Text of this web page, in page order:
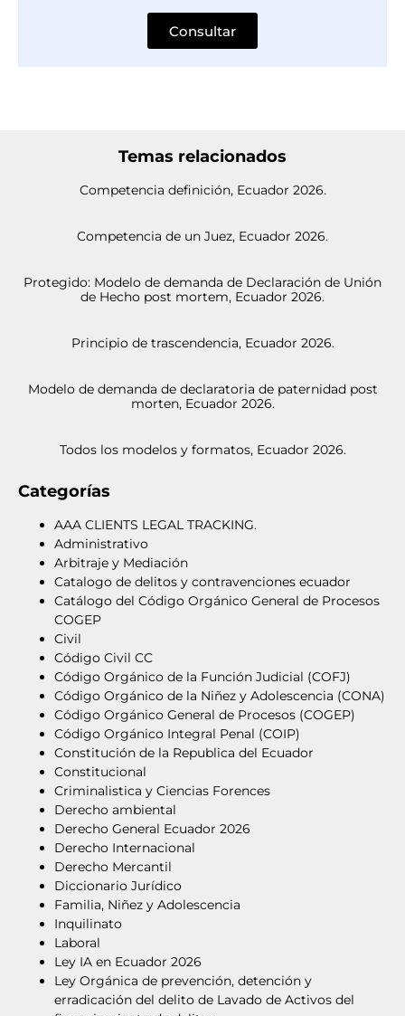
Consultar
Temas relacionados
Competencia definición, Ecuador 2026.
Competencia de un Juez, Ecuador 2026.
Protegido: Modelo de demanda de Declaración de Unión
de Hecho post mortem, Ecuador 2026.
Principio de trascendencia, Ecuador 2026.
Modelo de demanda de declaratoria de paternidad post
morten, Ecuador 2026.
Todos los modelos y formatos, Ecuador 2026.
Categorías
AAA CLIENTS LEGAL TRACKING.
Administrativo
Arbitraje y Mediación
Catalogo de delitos y contravenciones ecuador
Catálogo del Código Orgánico General de Procesos
COGEP
Civil
Código Civil CC
Código Orgánico de la Función Judicial (COFJ)
Código Orgánico de la Niñez y Adolescencia (CONA)
Código Orgánico General de Procesos (COGEP)
Código Orgánico Integral Penal (COIP)
Constitución de la Republica del Ecuador
Constitucional
Criminalistica y Ciencias Forences
Derecho ambiental
Derecho General Ecuador 2026
Derecho Internacional
Derecho Mercantil
Diccionario Jurídico
Familia, Niñez y Adolescencia
Inquilinato
Laboral
Ley IA en Ecuador 2026
Ley Orgánica de prevención, detención y
erradicación del delito de Lavado de Activos del